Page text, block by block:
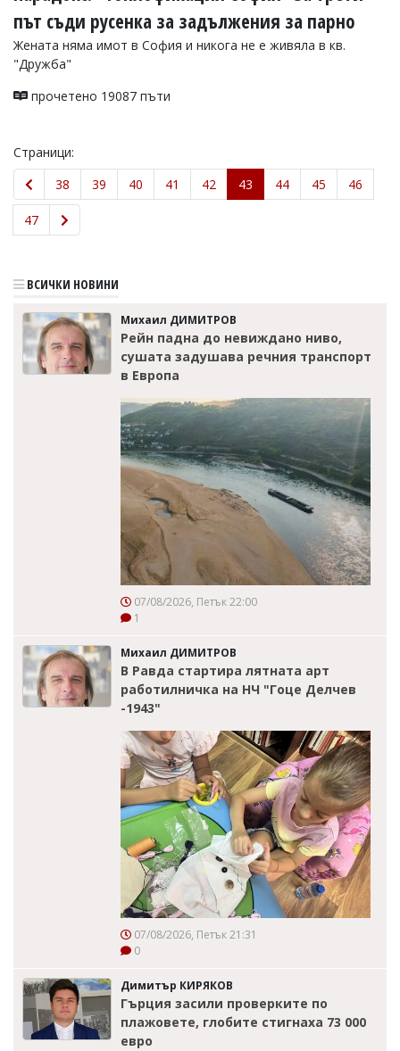
път съди русенка за задължения за парно
Жената няма имот в София и никога не е живяла в кв.
"Дружба"
прочетено 19087 пъти
Страници:
38
39 40 41 42 43 44 45 46
47
ВСИЧКИ НОВИНИ
Михаил ДИМИТРОВ
Рейн падна до невиждано ниво,
сушата задушава речния транспорт
в Европа
07/08/2026, Петък 22:00
1
Михаил ДИМИТРОВ
В Равда стартира лятната арт
работилничка на НЧ "Гоце Делчев
-1943"
07/08/2026, Петък 21:31
0
Димитър КИРЯКОВ
Гърция засили проверките по
плажовете, глобите стигнаха 73 000
евро